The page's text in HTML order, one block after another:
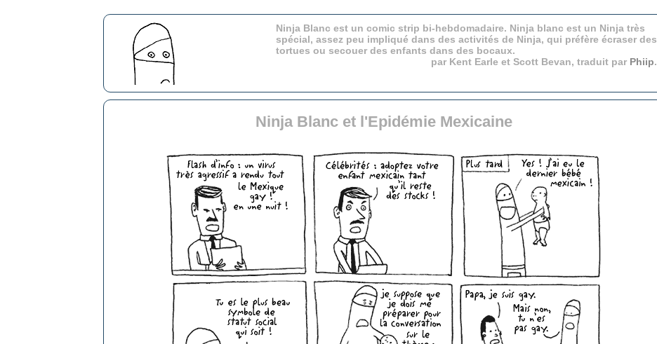
Ninja Blanc est un comic strip bi-hebdomadaire. Ninja blanc est un Ninja très
spécial, assez peu impliqué dans des activités de Ninja, qui préfère écraser des
tortues ou secouer des enfants dans des bocaux.
par Kent Earle et Scott Bevan, traduit par Phiip.
Ninja Blanc et l'Epidémie Mexicaine